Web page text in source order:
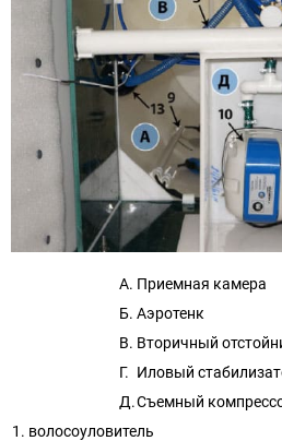
Приемная камера
Аэротенк
Вторичный
Иловый
Съемный
волосоуловитель